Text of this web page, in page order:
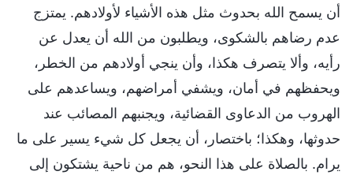
أن يسمح الله بحدوث مثل هذه الأشياء لأولادهم. يمتزج
عدم رضاهم بالشكوى، ويطلبون من الله أن يعدل عن
رأيه، وألا يتصرف هكذا، وأن ينجي أولادهم من الخطر،
ويحفظهم في أمان، ويشفي أمراضهم، ويساعدهم على
الهروب من الدعاوى القضائية، ويجنبهم المصائب عند
حدوثها، وهكذا؛ باختصار، أن يجعل كل شيء يسير على ما
يرام. بالصلاة على هذا النحو، هم من ناحية يشتكون إلى